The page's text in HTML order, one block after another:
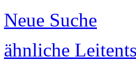
Neue Suche
ähnliche